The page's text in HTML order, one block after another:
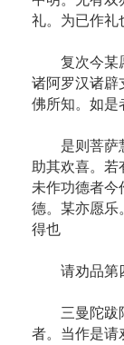
礼。为已作礼
复次今某愿
诸阿罗汉诸辟
佛所知。如是
是则菩萨慧
助其欢喜。
未作功德者今
德。某亦愿乐
得也
请劝品第
三曼陀跋陀
者。当作是请